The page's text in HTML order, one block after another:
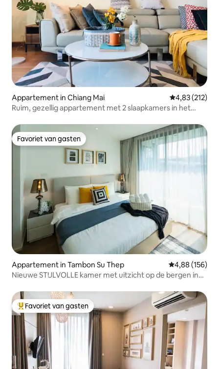
Appartement in Chiang Mai Gemiddelde
4,83 (212)
Ruim, gezellig appartement met 2 slaapkamers in het
Favoriet van gasten
Favoriet van gasten
Appartement in Tambon Su Thep Gemiddelde
4,88 (156)
Nieuwe STIJLVOLLE kamer met uitzicht op de bergen in
Topfavoriet van gasten
Favoriet van gasten